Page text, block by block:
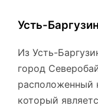
Усть-
Из Усть-
город
расположенный
который